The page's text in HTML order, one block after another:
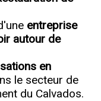
entreprise
autour de
en
le secteur de
du Calvados.